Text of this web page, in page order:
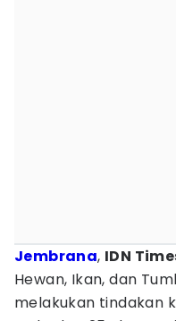
Jembrana, IDN
Hewan, Ikan, dan
melakukan tindakan